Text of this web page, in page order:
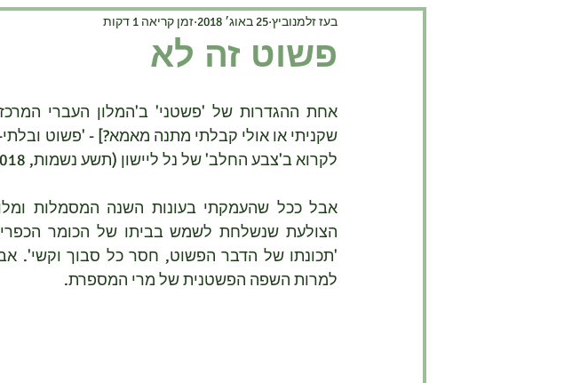
מדע בדיוני ניר עוז
פשוט זה לא
בעז זלמנוביץ 25 באוג׳ 2018 זמן קריאה 1 דקות
לקרוא ב'צבע החלב' של נל ליישון (תשע נשמות, 2018 [תרגום נהדר של רותם עטר]).
למרות השפה הפשטנית של מרי המספרת.